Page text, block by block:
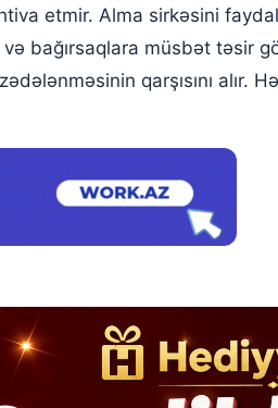
etmir. Alma sirkəsini
bağırsaqlara müsbət təsir
qarşısını alır.